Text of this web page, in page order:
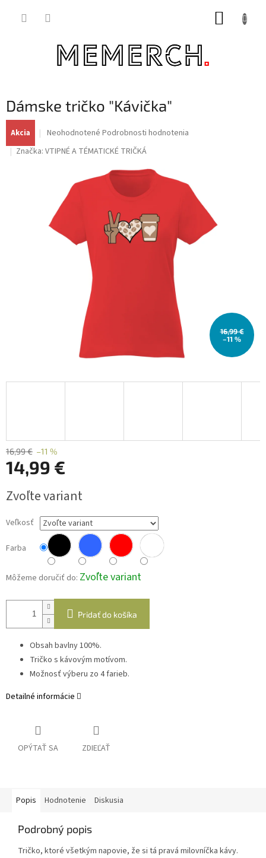
Dámske tričko "Kávička"
Akcia
Priemerné
produktu
hviezdičiek.
Neohodnotené Podrobnosti hodnotenia
Značka: VTIPNÉ A TÉMATICKÉ TRIČKÁ
16,99 €
–11 %
16,99 € –11 %
14,99 €
cena:
Zvoľte variant
Veľkosť
Farba
Môžeme doručiť do: Zvoľte variant
Pridať do košíka
Obsah bavlny 100%.
Tričko s kávovým motívom.
Možnosť výberu zo 4 farieb.
Detailné informácie
OPÝTAŤ SA ZDIEĽAŤ
Popis Hodnotenie Diskusia
Podrobný popis
Tričko, ktoré všetkým napovie, že si tá pravá milovníčka kávy.